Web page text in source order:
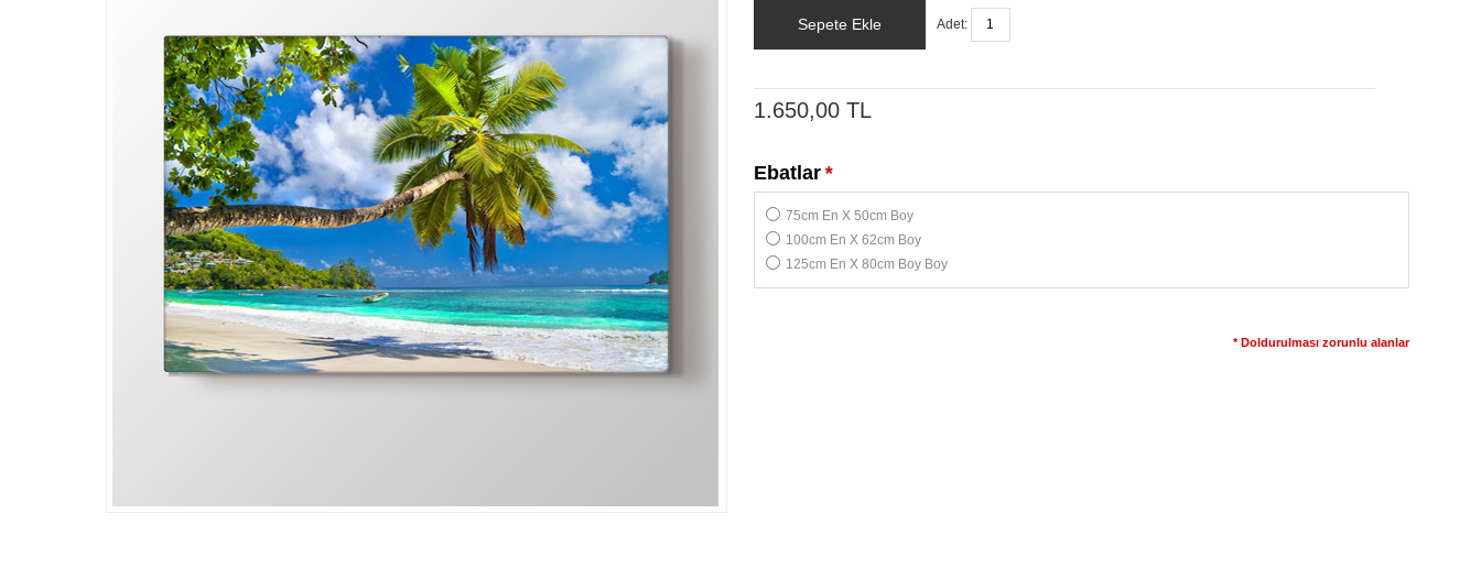
Sepete Ekle Adet:
1.650,00 TL
*
Ebatlar
75cm En X 50cm Boy
100cm En X 62cm Boy
125cm En X 80cm Boy Boy
* Doldurulması zorunlu alanlar